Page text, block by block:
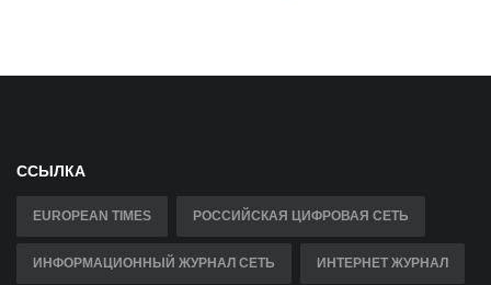
ССЫЛКА
EUROPEAN TIMES РОССИЙСКАЯ ЦИФРОВАЯ СЕТЬ
ИНФОРМАЦИОННЫЙ ЖУРНАЛ СЕТЬ ИНТЕРНЕТ ЖУРНАЛ